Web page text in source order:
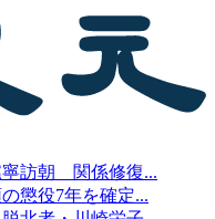
訪朝 関係修復...
懲役7年を確定...